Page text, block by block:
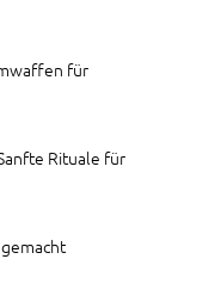
für
Rituale für